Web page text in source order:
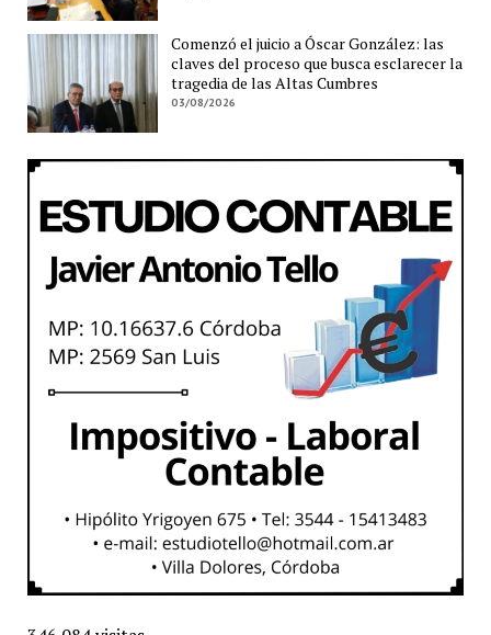
Comenzó el juicio a Óscar González: las
claves del proceso que busca esclarecer la
tragedia de las Altas Cumbres
03/08/2026